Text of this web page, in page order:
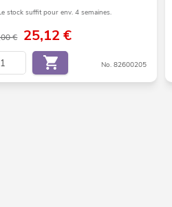
stock suffit pour env. 4 semaines.
€ 25,12€
No. 82600205